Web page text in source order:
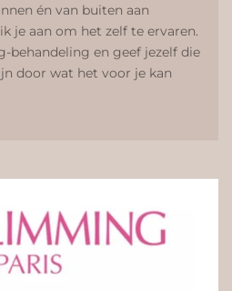
én van buiten aan
je aan om het zelf te ervaren.
behandeling en geef jezelf die
door wat het voor je kan